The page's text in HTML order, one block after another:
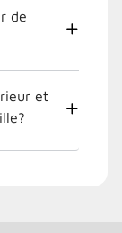
de
et